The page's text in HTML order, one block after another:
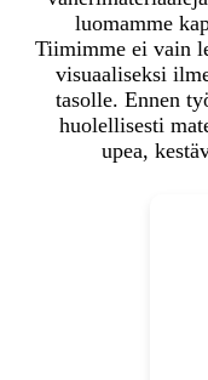
luomamme
Tiimimme ei vain
visuaaliseksi
tasolle. Ennen
huolellisesti
upea,